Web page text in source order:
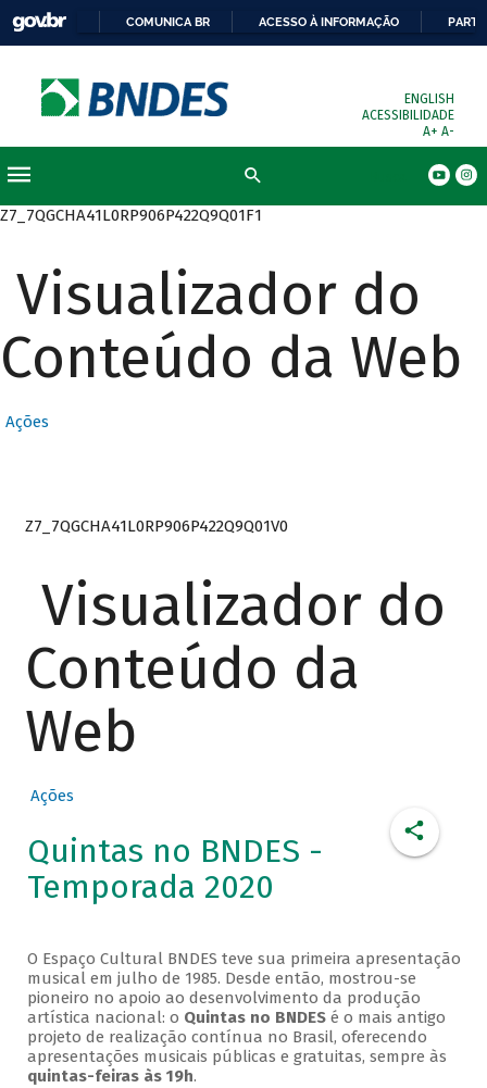
COMUNICA BR ACESSO À INFORMAÇÃO
ENGLISH
ACESSIBILIDADE
A+ A-
Z7_7QGCHA41L0RP906P422Q9Q01F1
Visualizador do
Conteúdo da Web
Ações
Z7_7QGCHA41L0RP906P422Q9Q01V0
Visualizador do
Conteúdo da
Web
Ações
Quintas no BNDES -
Temporada 2020
O Espaço Cultural BNDES teve sua primeira apresentação
musical em julho de 1985. Desde então, mostrou-se
pioneiro no apoio ao desenvolvimento da produção
artística nacional: o Quintas no BNDESé o mais antigo
projeto de realização contínua no Brasil, oferecendo
apresentações musicais públicas e gratuitas, sempre às
quintas-feiras às 19h.